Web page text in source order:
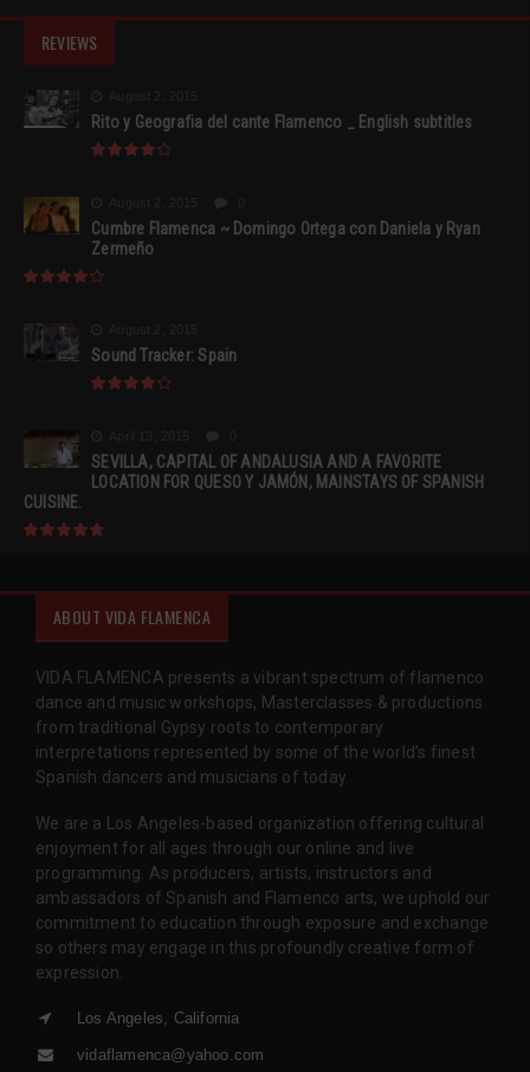
REVIEWS
Rito y Geografia del cante Flamenco _ English subtitles
Cumbre Flamenca ~ Domingo Ortega con Daniela y Ryan
Zermeño
Sound Tracker: Spain
SEVILLA, CAPITAL OF ANDALUSIA AND A FAVORITE
LOCATION FOR QUESO Y JAMÓN, MAINSTAYS OF SPANISH
CUISINE.
ABOUT VIDA FLAMENCA
VIDA FLAMENCA presents a vibrant spectrum of flamenco
dance and music workshops, Masterclasses & productions
from traditional Gypsy roots to contemporary
interpretations represented by some of the world’s finest
Spanish dancers and musicians of today.
We are a Los Angeles-based organization offering cultural
enjoyment for all ages through our online and live
programming. As producers, artists, instructors and
ambassadors of Spanish and Flamenco arts, we uphold our
commitment to education through exposure and exchange
so others may engage in this profoundly creative form of
expression.
Los Angeles, California
vidaflamenca@yahoo.com